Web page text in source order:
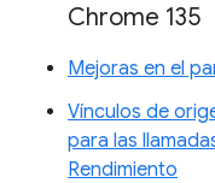
Chrome 135
Mejoras en el
Vínculos de
para las
Rendimiento